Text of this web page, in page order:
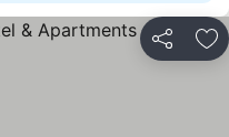
Partilhar